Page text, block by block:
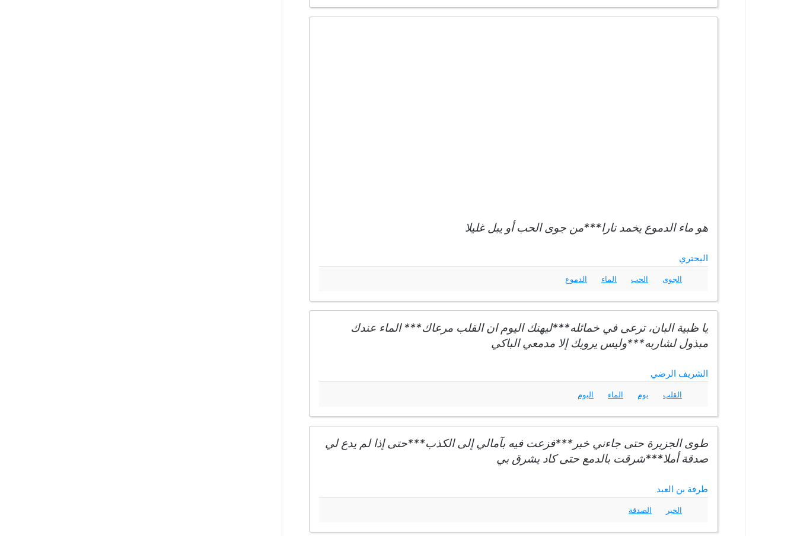
هو ماء الدموع يخمد نارا***من جوى الحب أو يبل غليلا
البحتري
الجوى الحب الماء الدموع
يا ظبية البان، ترعى في خمائله***ليهنك اليوم ان القلب مرعاك*** الماء عندك
مبذول لشاربه***وليس يرويك إلا مدمعي الباكي
الشريف الرضي
القلب يوم الماء اليوم
طوى الجزيرة حتى جاءني خبر***فزعت فيه بآمالي إلى الكذب***حتى إذا لم يدع لي
صدقة أملا***شرقت بالدمع حتى كاد يشرق بي
طرفة بن العبد
الخبر الصدقة